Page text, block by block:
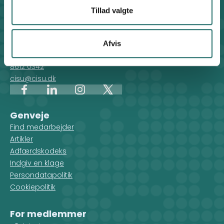
Tillad valgte
Afvis
CISU - Civilsamfund i Udvikling
Klosterport 4x, 8000 Aarhus
Kontakt sekretariatet på hverdage kl. 10-14 på:
8612 0342
cisu@cisu.dk
FacebookLinkedInInstagram
X
Genveje
Find medarbejder
Artikler
Adfærdskodeks
Indgiv en klage
Persondatapolitik
Cookiepolitik
For medlemmer